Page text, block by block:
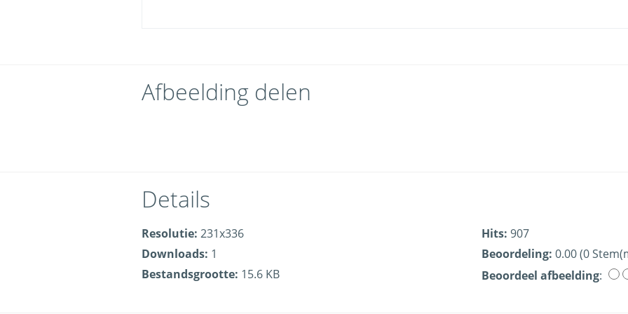
Afbeelding delen
Details
Resolutie: 231x336
Downloads: 1
Bestandsgrootte: 15.6 KB
Hits: 907
Beoordeling: 0.00 (0
Beoordeel afbeelding: